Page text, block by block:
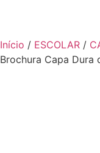
Início / ESCOLAR /
Brochura Capa Dura